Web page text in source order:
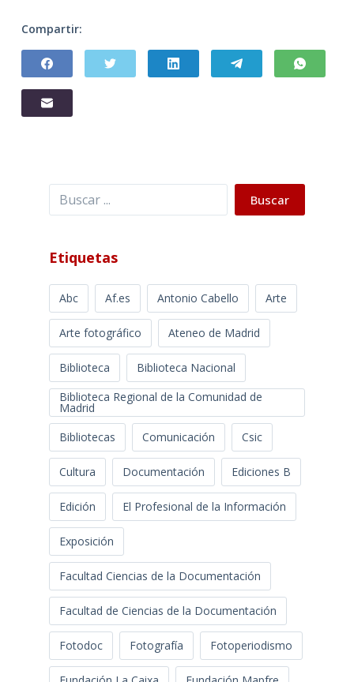
Compartir:
Buscar Buscar
Etiquetas
Abc Af.es Antonio Cabello Arte
Arte fotográfico Ateneo de Madrid
Biblioteca
Biblioteca Nacional
Biblioteca Regional de la Comunidad de
Madrid
Bibliotecas
Comunicación Csic
Cultura Documentación Ediciones B
Edición El Profesional de la Información
Exposición
Facultad Ciencias de la Documentación
Facultad de Ciencias de la Documentación
Fotodoc Fotografía Fotoperiodismo